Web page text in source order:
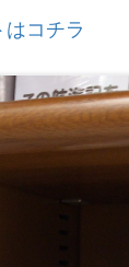
コチラ